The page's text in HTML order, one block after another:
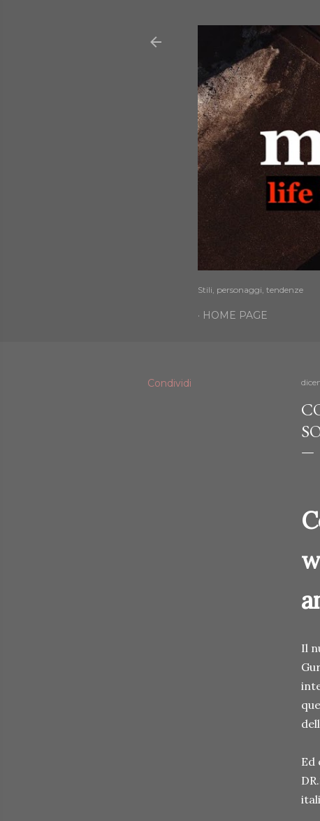
Stili, personaggi, tendenze
HOME PAGE
Condividi
Il
Ed